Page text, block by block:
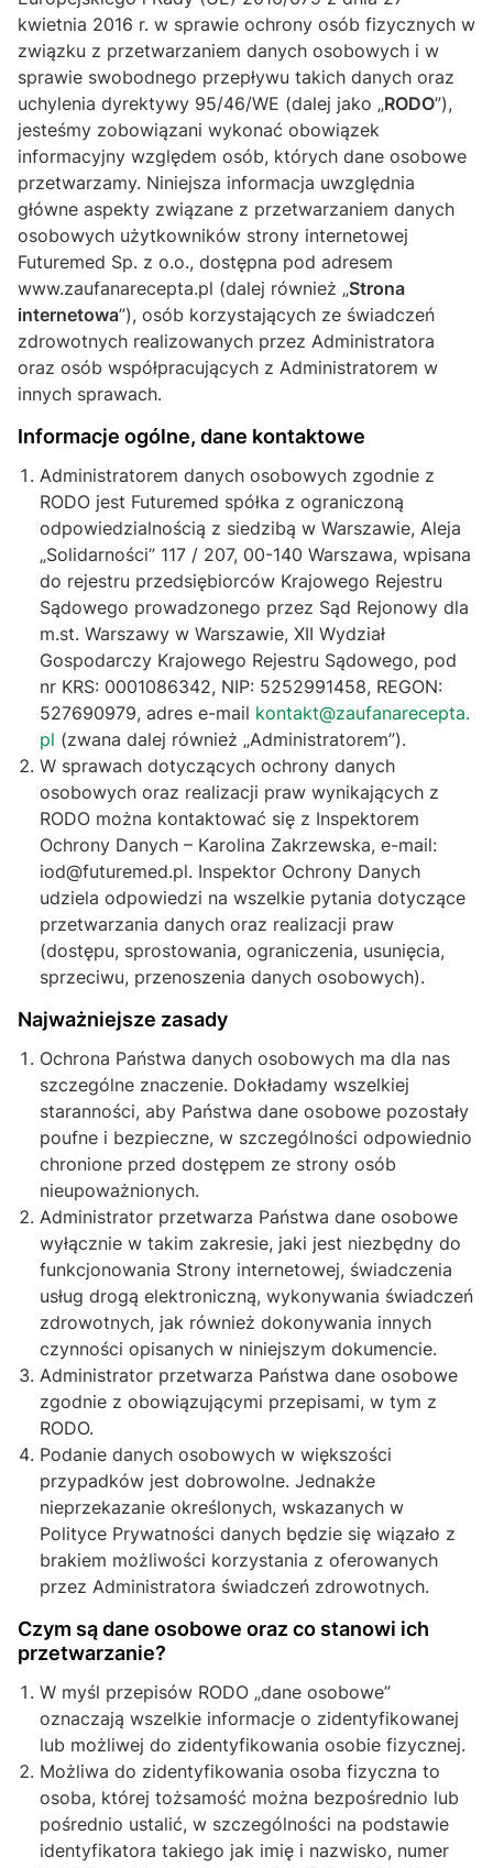
kwietnia 2016 r. w sprawie ochrony osób fizycznych w
związku z przetwarzaniem danych osobowych i w
sprawie swobodnego przepływu takich danych oraz
uchylenia dyrektywy 95/46/WE (dalej jako „RODO”),
jesteśmy zobowiązani wykonać obowiązek
informacyjny względem osób, których dane osobowe
przetwarzamy. Niniejsza informacja uwzględnia
główne aspekty związane z przetwarzaniem danych
osobowych użytkowników strony internetowej
Futuremed Sp. z o.o., dostępna pod adresem
www.zaufanarecepta.pl (dalej również „Strona
internetowa”), osób korzystających ze świadczeń
zdrowotnych realizowanych przez Administratora
oraz osób współpracujących z Administratorem w
innych sprawach.
Informacje ogólne, dane kontaktowe
Administratorem danych osobowych zgodnie z
RODO jest Futuremed spółka z ograniczoną
odpowiedzialnością z siedzibą w Warszawie, Aleja
„Solidarności” 117 / 207, 00-140 Warszawa, wpisana
do rejestru przedsiębiorców Krajowego Rejestru
Sądowego prowadzonego przez Sąd Rejonowy dla
m.st. Warszawy w Warszawie, XII Wydział
Gospodarczy Krajowego Rejestru Sądowego, pod
nr KRS: 0001086342, NIP: 5252991458, REGON:
527690979, adres e-mail kontakt@zaufanarecepta.
pl (zwana dalej również „Administratorem”).
W sprawach dotyczących ochrony danych
osobowych oraz realizacji praw wynikających z
RODO można kontaktować się z Inspektorem
Ochrony Danych – Karolina Zakrzewska, e-mail:
iod@futuremed.pl. Inspektor Ochrony Danych
udziela odpowiedzi na wszelkie pytania dotyczące
przetwarzania danych oraz realizacji praw
(dostępu, sprostowania, ograniczenia, usunięcia,
sprzeciwu, przenoszenia danych osobowych).
Najważniejsze zasady
Ochrona Państwa danych osobowych ma dla nas
szczególne znaczenie. Dokładamy wszelkiej
staranności, aby Państwa dane osobowe pozostały
poufne i bezpieczne, w szczególności odpowiednio
chronione przed dostępem ze strony osób
nieupoważnionych.
Administrator przetwarza Państwa dane osobowe
wyłącznie w takim zakresie, jaki jest niezbędny do
funkcjonowania Strony internetowej, świadczenia
usług drogą elektroniczną, wykonywania świadczeń
zdrowotnych, jak również dokonywania innych
czynności opisanych w niniejszym dokumencie.
Administrator przetwarza Państwa dane osobowe
zgodnie z obowiązującymi przepisami, w tym z
RODO.
Podanie danych osobowych w większości
przypadków jest dobrowolne. Jednakże
nieprzekazanie określonych, wskazanych w
Polityce Prywatności danych będzie się wiązało z
brakiem możliwości korzystania z oferowanych
przez Administratora świadczeń zdrowotnych.
Czym są dane osobowe oraz co stanowi ich
przetwarzanie?
W myśl przepisów RODO „dane osobowe”
oznaczają wszelkie informacje o zidentyfikowanej
lub możliwej do zidentyfikowania osobie fizycznej.
Możliwa do zidentyfikowania osoba fizyczna to
osoba, której tożsamość można bezpośrednio lub
pośrednio ustalić, w szczególności na podstawie
identyfikatora takiego jak imię i nazwisko, numer